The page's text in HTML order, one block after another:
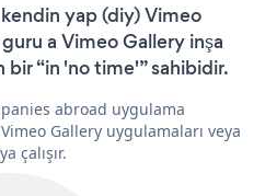
yap (diy) Vimeo
a Vimeo Gallery inşa
“in 'no time'” sahibidir.
abroad uygulama
Gallery uygulamaları veya
çalışır.